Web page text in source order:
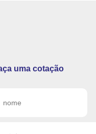
uma cotação